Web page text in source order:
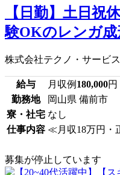
【日勤】土日祝
験OKのレンガ成
株式会社テクノ・サービ
給与 月収例 180,000円
勤務地
岡山県 備前市
寮・社宅 なし
仕事内容 ≪月収18万円・
募集が停止しています